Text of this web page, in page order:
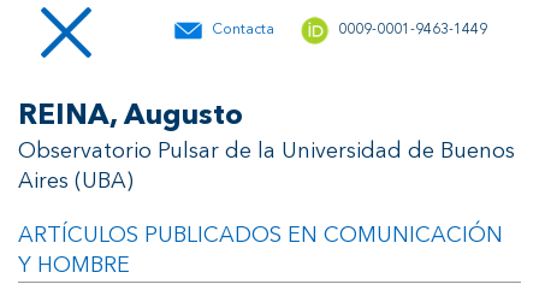
Contacta 0009-0001-9463-1449
REINA, Augusto
Observatorio Pulsar de la Universidad de Buenos
Aires (UBA)
ARTÍCULOS PUBLICADOS EN COMUNICACIÓN
Y HOMBRE